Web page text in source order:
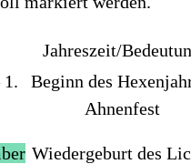
Jahreszeit/
1.
Beginn des
Ahnenfest
Wiedergeburt des